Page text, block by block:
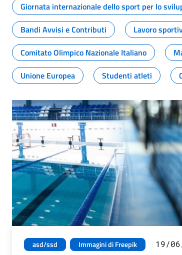
Giornata internazionale dello sport per lo
Bandi Avvisi e Contributi
Lavoro
Comitato Olimpico Nazionale Italiano
Unione Europea
Studenti atleti
asd/ssd Immagini di Freepik 19/